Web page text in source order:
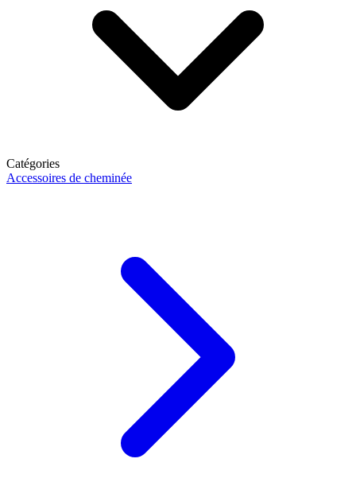
Catégories
Accessoires de cheminée